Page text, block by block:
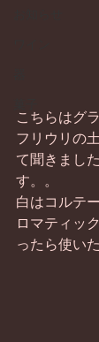
こちらはグ
フリウリの
て聞きまし
す。。
白はコルテ
ロマティッ
ったら使い